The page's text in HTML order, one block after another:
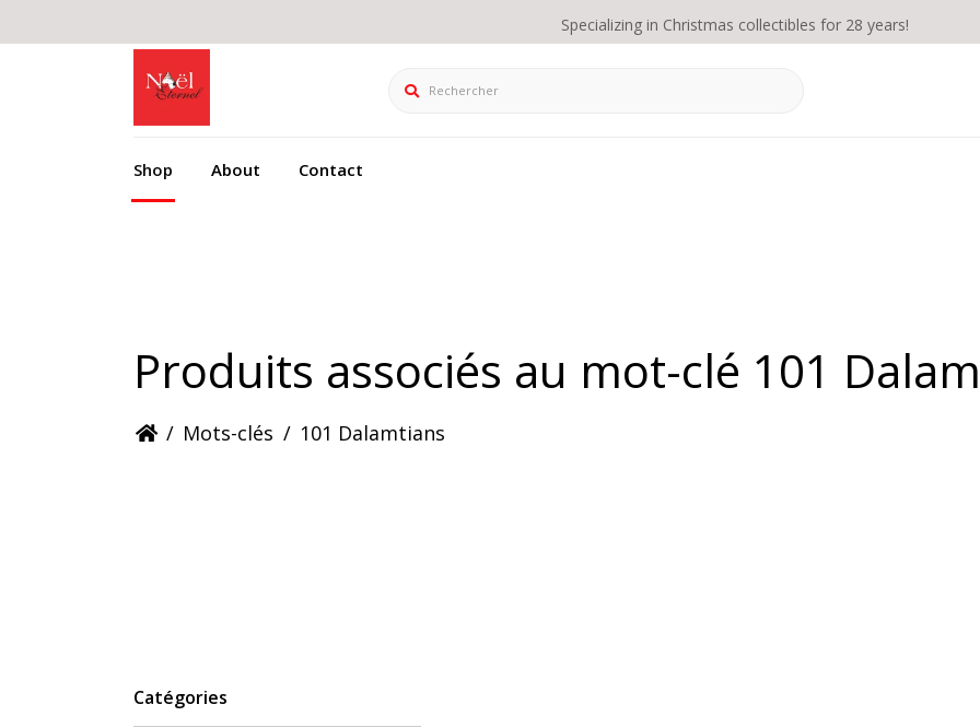
Specializing in Christmas collectibles for 28 years!
Rechercher
Shop About Contact
Produits associés au mot-clé 101
/ Mots-clés / 101 Dalamtians
Catégories